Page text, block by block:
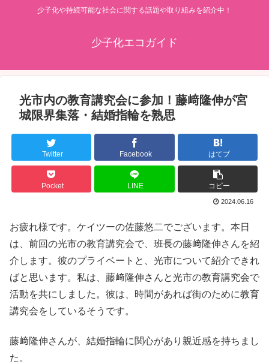
少子化や持続可能な社会に関する話題や取り組みを紹介中！
少子化エコガイド
光市内の教育講究会に参加！藤﨑隆伸が宮
城限界集落・結婚指輪を熟思
Twitter Facebook はてブ
Pocket LINE コピー
2024.06.16
お疲れ様です。ケイツーの佐藤悠二でございます。本日
は、前回の光市の教育講究会で、班長の藤﨑隆伸さんを紹
介します。彼のプライベートと、光市について紹介できれ
ばと思います。私は、藤﨑隆伸さんと光市の教育講究会で
活動を共にしました。彼は、時間があれば街のために教育
講究会をしているそうです。
藤﨑隆伸さんが、結婚指輪に関心があり親近感を持ちまし
た。